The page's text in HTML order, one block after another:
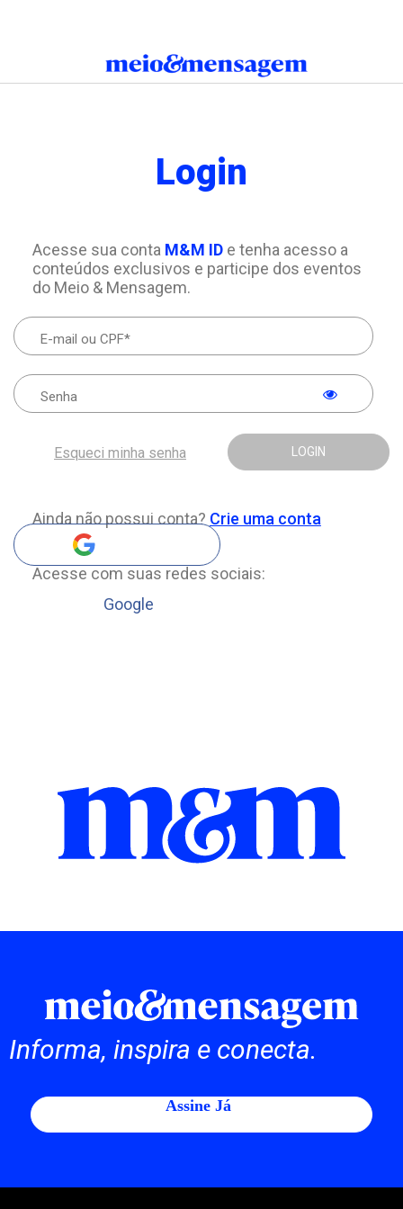
Login
Acesse sua conta M&M IDe tenha acesso a
conteúdos exclusivos e participe dos eventos
do Meio & Mensagem.
LOGIN
Esqueci minha senha
Ainda não possui conta? Crie uma conta
Acesse com suas redes sociais:
Google
Informa, inspira e conecta.
Assine Já